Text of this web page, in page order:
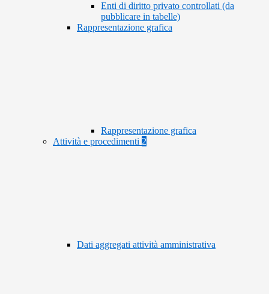
Enti di diritto privato controllati (da
pubblicare in tabelle)
Rappresentazione grafica
Rappresentazione grafica
Attività e procedimenti 2
Dati aggregati attività amministrativa